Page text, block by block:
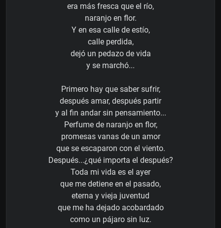
era más fresca que el río,
naranjo en flor.
Y en esa calle de estío,
calle perdida,
dejó un pedazo de vida
y se marchó...
Primero hay que saber sufrir,
después amar, después partir
y al fin andar sin pensamiento...
Perfume de naranjo en flor,
promesas vanas de un amor
que se escaparon con el viento.
Después...¿qué importa el después?
Toda mi vida es el ayer
que me detiene en el pasado,
eterna y vieja juventud
que me ha dejado acobardado
como un pájaro sin luz.